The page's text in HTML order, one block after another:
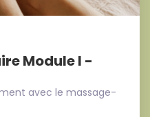
Module I -
avec le massage-